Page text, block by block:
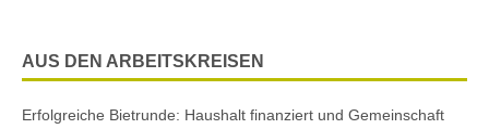
AUS DEN ARBEITSKREISEN
Erfolgreiche Bietrunde: Haushalt finanziert und Gemeinschaft